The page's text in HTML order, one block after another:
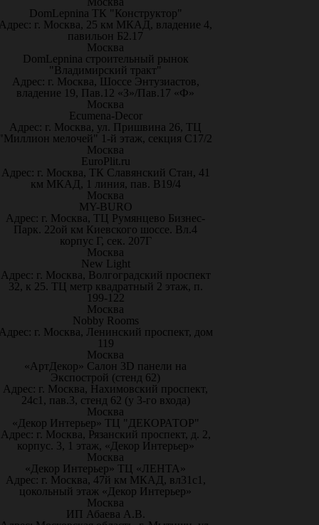
DomLepnina ТК "Конструктор"
г. Москва, 25 км МКАД, владение 4,
павильон Б2.17
Москва
DomLepnina строительный рынок
"Владимирский тракт"
Адрес: г. Москва, Шоссе Энтузиастов,
владение 19, Пав.12 «З»/Пав.17 «Ф»
Москва
Ecumena-Decor
Адрес: г. Москва, ул. Пришвина 26, ТЦ
мелочей" 1-й этаж, секция С17/2
Москва
EuroPlit.ru
Адрес: г. Москва, ТК Славянский Стан, 41
км МКАД, 1 линия, пав. В19/4
Москва
MY-BURO
Адрес: г. Москва, ТЦ Румянцево Бизнес-
Парк. 22ой км Киевского шоссе. Вл.4
корпус Г, сек. 207Г
Москва
New Light
Адрес: г. Москва, Волгоградский проспект
32, к 25. ТЦ метр квадратный 2 этаж, п.
199-122
Москва
Nobby Rooms
г. Москва, Ленинский проспект, дом
119
Москва
«АртДекор» Салон 3D панели на
Экспострой (стенд 62)
Адрес: г. Москва, Нахимовский проспект,
24с1, пав.3, стенд 62 (у 3-го входа)
Москва
«Декор Интерьер» ТЦ "ДЕКОРАТОР"
Адрес: г. Москва, Рязанский проспект, д. 2,
корпус. 3, 1 этаж, «Декор Интерьер»
Москва
«Декор Интерьер» ТЦ «ЛЕНТА»
Адрес: г. Москва, 47й км МКАД, вл31с1,
цокольный этаж «Декор Интерьер»
Москва
ИП Абаева А.В.